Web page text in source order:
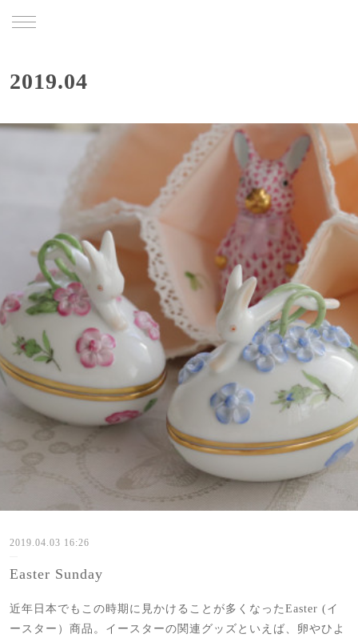
2019.04
2019.04.03 16:26
Easter Sunday
近年日本でもこの時期に見かけることが多くなったEaster (イ
ースター）商品。イースターの関連グッズといえば、卵やひよ